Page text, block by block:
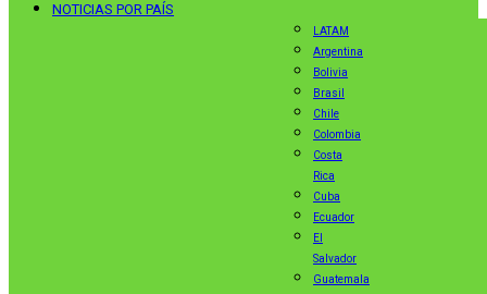
NOTICIAS POR PAÍS
LATAM
Argentina
Bolivia
Brasil
Chile
Colombia
Costa
Rica
Cuba
Ecuador
El
Salvador
Guatemala